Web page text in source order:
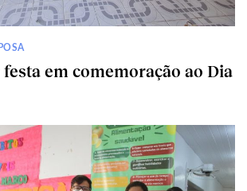
em comemoração ao Dia